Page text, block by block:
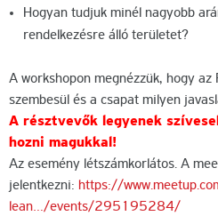
Hogyan tudjuk minél nagyobb
rendelkezésre álló területet?
A workshopon megnézzük, hogy az
szembesül és a csapat milyen
A résztvevők legyenek
hozni magukkal!
Az esemény létszámkorlátos. A
jelentkezni: https://
lean…/events/295195284/